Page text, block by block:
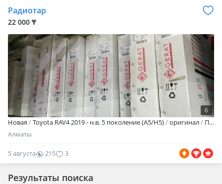
Радиотар
22 000 ₸
6
Новая Toyota RAV4 2019 - н.в. 5 поколение (A5/H5) оригинал
Продажа Радиатора основной, радиатор кондиционер, диффузор на все корейские модели! Качество отличное. Гарантия возврат 14 дней! Имеется доставка по городу и регионам! Оплата наличными, Gold, RED Расрочка!
Алматы
5 августа 215 3
Результаты поиска